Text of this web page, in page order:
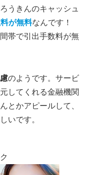
うきんのキャッシュ
が無料なんです！
帯で引出手数料が無
のようです。サービ
してくれる金融機関
とかアピールして、
いです。